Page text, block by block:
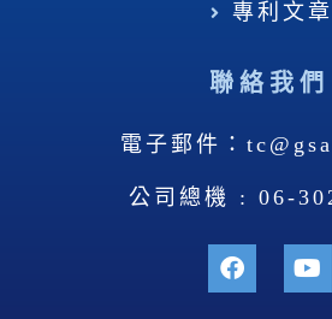
專利文章
聯絡我們
電子郵件：
公司總機 : 06-